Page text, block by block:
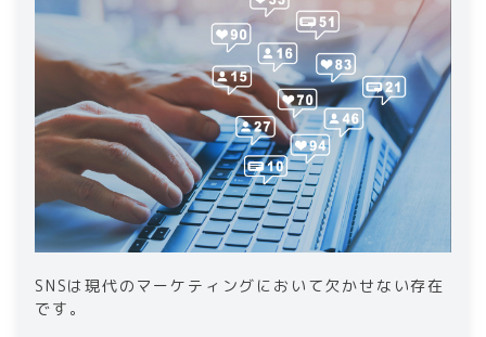
SNSは現代のマーケティングにおいて欠かせない存在
です。